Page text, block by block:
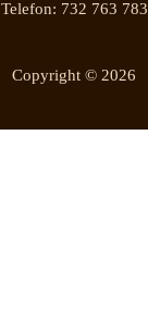
Telefon: 732 763 783
Copyright © 2026